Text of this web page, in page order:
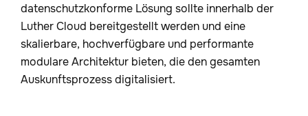
datenschutzkonforme Lösung sollte innerhalb der
Luther Cloud bereitgestellt werden und eine
skalierbare, hochverfügbare und performante
modulare Architektur bieten, die den gesamten
Auskunftsprozess digitalisiert.